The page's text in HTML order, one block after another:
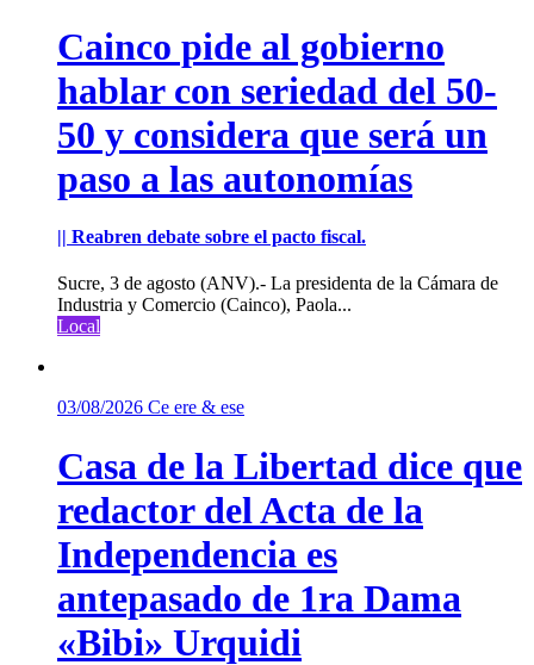
Cainco pide al gobierno
hablar con seriedad del 50-
50 y considera que será un
paso a las autonomías
|| Reabren debate sobre el pacto fiscal.
Sucre, 3 de agosto (ANV).- La presidenta de la Cámara de
Industria y Comercio (Cainco), Paola...
Local
03/08/2026 Ce ere & ese
Casa de la Libertad dice que
redactor del Acta de la
Independencia es
antepasado de 1ra Dama
«Bibi» Urquidi